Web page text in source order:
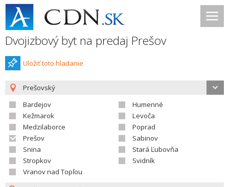
Dvojizbový byt na predaj Prešov
Uložiť toto hladanie
Prešovský
Bardejov
Humenné
Kežmarok
Levoča
Medzilaborce
Poprad
Prešov
Sabinov
Snina
Stará Ľubovňa
Stropkov
Svidník
Vranov nad Topľou